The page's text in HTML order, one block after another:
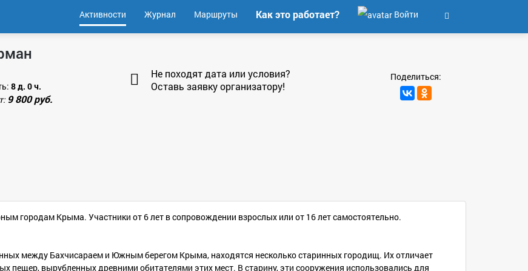
Активности Журнал Маршруты Как это работает? Войти
8 д. 0 ч.
9 800 руб.
Не походят дата или условия?
Оставь заявку организатору!
Поделиться:
городам Крыма. Участники от 6 лет в сопровождении взрослых или от 16 лет самостоятельно.
между Бахчисараем и Южным берегом Крыма, находятся несколько старинных городищ. Их отличает
пещер, вырубленных древними обитателями этих мест. В старину, эти сооружения использовались для